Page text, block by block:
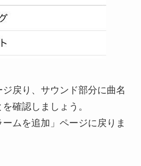
ジ戻り、サウンド部分に曲名
確認しましょう。
ムを追加」ページに戻りま